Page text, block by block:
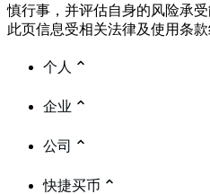
慎行事，并评估自身的风险承受
此页信息受相关法律及使用条款
个人
企业
公司
快捷买币